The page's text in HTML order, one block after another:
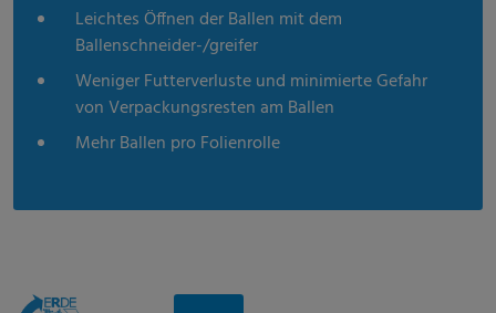
Leichtes Öffnen der Ballen mit dem
Ballenschneider-/greifer
Weniger Futterverluste und minimierte Gefahr
von Verpackungsresten am Ballen
Mehr Ballen pro Folienrolle